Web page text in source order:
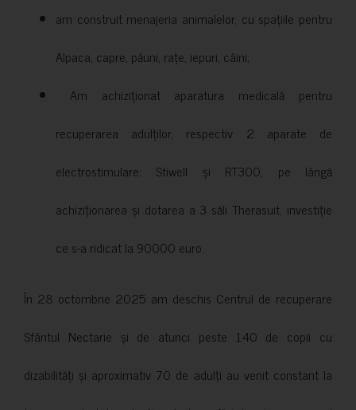
am construit menajeria animalelor, cu spațiile pentru
Alpaca, capre, păuni, rațe, iepuri, câini;
Am achiziționat aparatura medicală pentru
recuperarea adulților, respectiv 2 aparate de
electrostimulare: Stiwell și RT300, pe lângă
achiziționarea și dotarea a 3 săli Therasuit, investiție
ce s-a ridicat la 90000 euro.
În 28 octombrie 2025 am deschis Centrul de recuperare
Sfântul Nectarie și de atunci peste 140 de copii cu
dizabilități și aproximativ 70 de adulți au venit constant la